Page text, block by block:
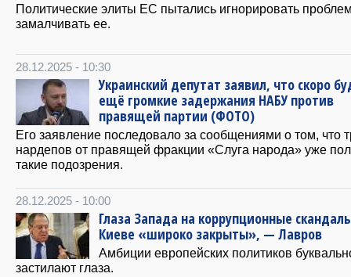
Политические элиты ЕС пытались игнорировать
замалчивать ее.
28.12.2025 - 10:30
Украинский депутат заявил, что скоро
ещё громкие задержания НАБУ против
правящей партии (ФОТО)
Его заявление последовало за сообщениями о том, что
нардепов от правящей фракции «Слуга народа» уже
такие подозрения.
28.12.2025 - 10:00
Глаза Запада на коррупционные
Киеве «широко закрыты», — Лавров
Амбиции европейских политиков
застилают глаза.